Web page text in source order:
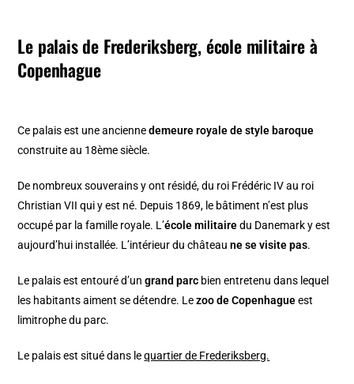
Le palais de Frederiksberg, école militaire à
Copenhague
Ce palais est une anciennedemeure royale de style baroque
construite au 18ème siècle.
De nombreux souverains y ont résidé, du roi Frédéric IV au roi
Christian VII qui y est né. Depuis 1869, le bâtiment n’est plus
occupé par la famille royale. L’école militairedu Danemark y est
aujourd’hui installée. L’intérieur du châteaune se visite pas.
Le palais est entouré d’ungrand parc bien entretenu dans lequel
les habitants aiment se détendre. Lezoo de Copenhagueest
limitrophe du parc.
Le palais est situé dans lequartier de Frederiksberg.